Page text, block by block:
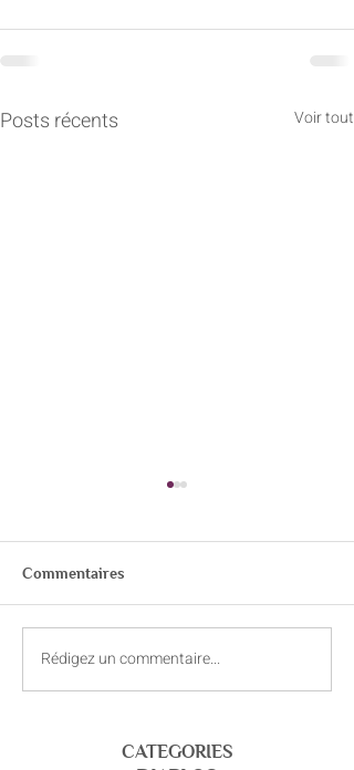
Posts récents Voir tout
Le souffle : un allié discret
Commentaires
Rédigez un commentaire...
CATEGORIES